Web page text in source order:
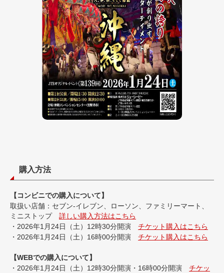
購入方法
【コンビニでの購入について】
取扱い店舗：セブン-イレブン、ローソン、ファミリーマート、
ミニストップ 詳しい購入方法はこちら
・2026年1月24日（土）12時30分開演 チケット購入はこちら
・2026年1月24日（土）16時00分開演 チケット購入はこちら
【WEBでの購入について】
・2026年1月24日（土）12時30分開演・16時00分開演 チケッ